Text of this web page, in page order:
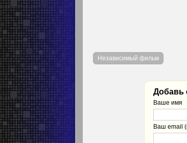
Независимый фильм
Добавь
Ваше имя
Ваш email